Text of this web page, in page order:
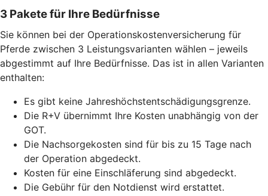
3 Pakete für Ihre Bedürfnisse
Sie können bei der Operationskostenversicherung für
Pferde zwischen 3 Leistungsvarianten wählen – jeweils
abgestimmt auf Ihre Bedürfnisse. Das ist in allen Varianten
enthalten:
Es gibt keine Jahreshöchstentschädigungsgrenze.
Die R+V übernimmt Ihre Kosten unabhängig von der
GOT.
Die Nachsorgekosten sind für bis zu 15 Tage nach
der Operation abgedeckt.
Kosten für eine Einschläferung sind abgedeckt.
Die Gebühr für den Notdienst wird erstattet.